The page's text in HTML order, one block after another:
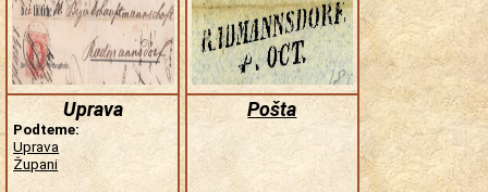
Uprava
Podteme:
Uprava
Župani
Pošta